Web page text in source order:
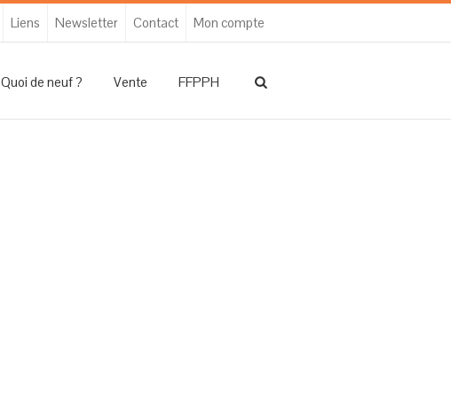
Liens Newsletter Contact Mon compte
Quoi de neuf ? Vente FFPPH